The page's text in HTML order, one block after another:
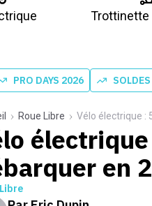
Trottinette
PRO DAYS 2026
Roue Libre Vélo électrique :
en